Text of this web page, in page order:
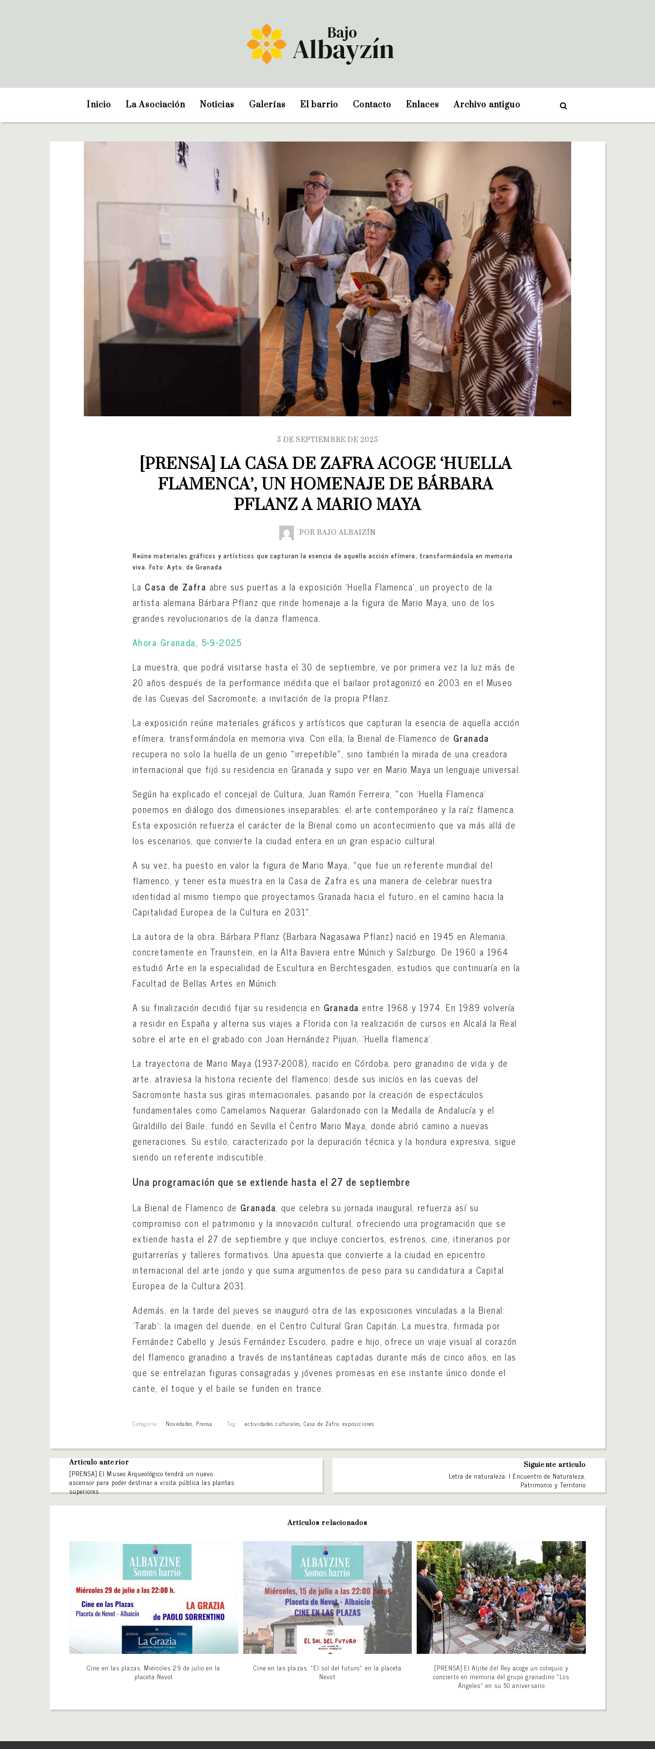
Inicio La Asociación Noticias Galerías El barrio Contacto Enlaces Archivo antiguo
5 DE SEPTIEMBRE DE 2025
[PRENSA] LA CASA DE ZAFRA ACOGE ‘HUELLA
FLAMENCA’, UN HOMENAJE DE BÁRBARA
PFLANZ A MARIO MAYA
POR BAJO ALBAIZÍN
Reúne materiales gráficos y artísticos que capturan la esencia de aquella acción efímera, transformándola en memoria
viva. Foto: Ayto. de Granada
La Casa de Zafra abre sus puertas a la exposición ‘Huella Flamenca’, un proyecto de la
artista alemana Bárbara Pflanz que rinde homenaje a la figura de Mario Maya, uno de los
grandes revolucionarios de la danza flamenca.
Ahora Granada, 5-9-2025
La muestra, que podrá visitarse hasta el 30 de septiembre, ve por primera vez la luz más de
20 años después de la performance inédita que el bailaor protagonizó en 2003 en el Museo
de las Cuevas del Sacromonte, a invitación de la propia Pflanz.
La exposición reúne materiales gráficos y artísticos que capturan la esencia de aquella acción
efímera, transformándola en memoria viva. Con ella, la Bienal de Flamenco de Granada
recupera no solo la huella de un genio «irrepetible», sino también la mirada de una creadora
internacional que fijó su residencia en Granada y supo ver en Mario Maya un lenguaje universal.
Según ha explicado el concejal de Cultura, Juan Ramón Ferreira, «con ‘Huella Flamenca’
ponemos en diálogo dos dimensiones inseparables: el arte contemporáneo y la raíz flamenca.
Esta exposición refuerza el carácter de la Bienal como un acontecimiento que va más allá de
los escenarios, que convierte la ciudad entera en un gran espacio cultural.
A su vez, ha puesto en valor la figura de Mario Maya, «que fue un referente mundial del
flamenco, y tener esta muestra en la Casa de Zafra es una manera de celebrar nuestra
identidad al mismo tiempo que proyectamos Granada hacia el futuro, en el camino hacia la
Capitalidad Europea de la Cultura en 2031».
La autora de la obra, Bárbara Pflanz (Barbara Nagasawa Pflanz) nació en 1945 en Alemania,
concretamente en Traunstein, en la Alta Baviera entre Múnich y Salzburgo. De 1960 a 1964
estudió Arte en la especialidad de Escultura en Berchtesgaden, estudios que continuaría en la
Facultad de Bellas Artes en Múnich.
A su finalización decidió fijar su residencia en Granadaentre 1968 y 1974. En 1989 volvería
a residir en España y alterna sus viajes a Florida con la realización de cursos en Alcalá la Real
sobre el arte en el grabado con Joan Hernández Pijuan, ‘Huella flamenca’.
La trayectoria de Mario Maya (1937-2008), nacido en Córdoba, pero granadino de vida y de
arte, atraviesa la historia reciente del flamenco: desde sus inicios en las cuevas del
Sacromonte hasta sus giras internacionales, pasando por la creación de espectáculos
fundamentales como Camelamos Naquerar. Galardonado con la Medalla de Andalucía y el
Giraldillo del Baile, fundó en Sevilla el Centro Mario Maya, donde abrió camino a nuevas
generaciones. Su estilo, caracterizado por la depuración técnica y la hondura expresiva, sigue
siendo un referente indiscutible.
Una programación que se extiende hasta el 27 de septiembre
La Bienal de Flamenco de Granada, que celebra su jornada inaugural, refuerza así su
compromiso con el patrimonio y la innovación cultural, ofreciendo una programación que se
extiende hasta el 27 de septiembre y que incluye conciertos, estrenos, cine, itinerarios por
guitarrerías y talleres formativos. Una apuesta que convierte a la ciudad en epicentro
internacional del arte jondo y que suma argumentos de peso para su candidatura a Capital
Europea de la Cultura 2031.
Además, en la tarde del jueves se inauguró otra de las exposiciones vinculadas a la Bienal:
‘Tarab’: la imagen del duende, en el Centro Cultural Gran Capitán. La muestra, firmada por
Fernández Cabello y Jesús Fernández Escudero, padre e hijo, ofrece un viaje visual al corazón
del flamenco granadino a través de instantáneas captadas durante más de cinco años, en las
que se entrelazan figuras consagradas y jóvenes promesas en ese instante único donde el
cante, el toque y el baile se funden en trance.
Categoría: Novedades, Prensa Tag: actividades culturales,Casa de Zafra, exposiciones
Artículo anterior
[PRENSA] El Museo Arqueológico tendrá un nuevo
ascensor para poder destinar a visita pública las plantas
superiores
Siguiente artículo
Letra de naturaleza: I Encuentro de Naturaleza,
Patrimonio y Territorio
Artículos relacionados
Cine en las plazas. Miércoles 29 de julio en la
placeta Nevot
Cine en las plazas: «El sol del futuro» en la placeta
Nevot
[PRENSA] El Aljibe del Rey acoge un coloquio y
concierto en memoria del grupo granadino «Los
Ángeles» en su 50 aniversario